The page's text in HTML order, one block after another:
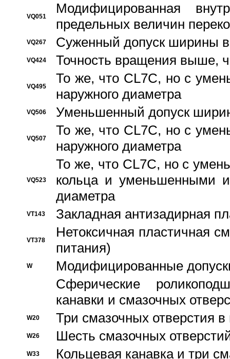
VQ051
Модифицированная
предельных величин
VQ267 Суженный допуск ширины
VQ424 Точность вращения выше,
VQ495
То же, что CL7C, но с
наружного диаметра
VQ506 Уменьшенный допуск
VQ507
То же, что CL7C, но с
наружного диаметра
VQ523
То же, что CL7C, но с
кольца и уменьшенными
диаметра
VT143 Закладная антизадирная
VT378
Нетоксичная пластичная
питания)
W
Модифицированные
Сферические
канавки и смазочных
W20 Три смазочных отверстия
W26 Шесть смазочных
W33 Кольцевая канавка и три